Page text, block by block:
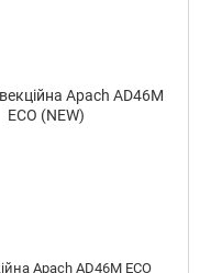
Apach AD46M ECO